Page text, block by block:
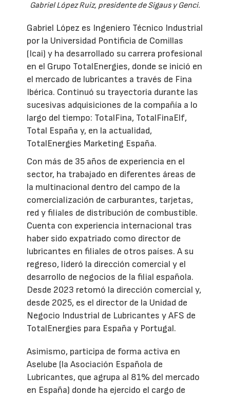
Gabriel López Ruiz, presidente de Sigaus y Genci.
Gabriel López es Ingeniero Técnico Industrial
por la Universidad Pontificia de Comillas
(Icai) y ha desarrollado su carrera profesional
en el Grupo TotalEnergies, donde se inició en
el mercado de lubricantes a través de Fina
Ibérica. Continuó su trayectoria durante las
sucesivas adquisiciones de la compañía a lo
largo del tiempo: TotalFina, TotalFinaElf,
Total España y, en la actualidad,
TotalEnergies Marketing España.
Con más de 35 años de experiencia en el
sector, ha trabajado en diferentes áreas de
la multinacional dentro del campo de la
comercialización de carburantes, tarjetas,
red y filiales de distribución de combustible.
Cuenta con experiencia internacional tras
haber sido expatriado como director de
lubricantes en filiales de otros países. A su
regreso, lideró la dirección comercial y el
desarrollo de negocios de la filial española.
Desde 2023 retomó la dirección comercial y,
desde 2025, es el director de la Unidad de
Negocio Industrial de Lubricantes y AFS de
TotalEnergies para España y Portugal.
Asimismo, participa de forma activa en
Aselube (la Asociación Española de
Lubricantes, que agrupa al 81% del mercado
en España) donde ha ejercido el cargo de